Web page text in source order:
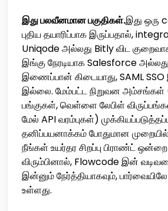
இது பலவீனமான பகுதிகள்.இது ஒரு
புதிய தயாரிப்பாக இருப்பதால்,
Uniqode அல்லது Bitly விட
இங்கு நேரடியாக Salesforce
இணைப்பான் கிடையாது, SAML
இல்லை. மேம்பட்ட நிறுவன அம்சங்கள்
பங்குகள், வெள்ளை லேபிள்
மேல் API வரம்புகள்)
தனிப்பயனாக்கம் போதுமான
நீங்கள் உயர்தர சிறப்பு பிராண்ட்
விரும்பினால், Flowcode இன்
இன்னும் நேர்த்தியாகவும்,
உள்ளது.